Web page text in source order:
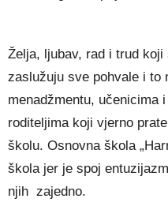
Želja, ljubav, rad i trud
zaslužuju sve pohvale i to
menadžmentu, učenicima
roditeljima koji vjerno
školu. Osnovna škola
škola jer je spoj
njih zajedno.